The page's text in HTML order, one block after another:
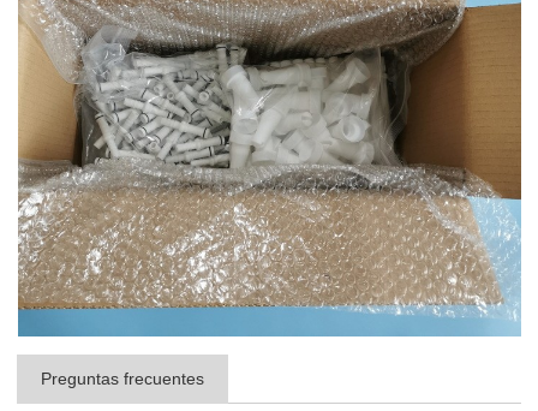
Preguntas frecuentes